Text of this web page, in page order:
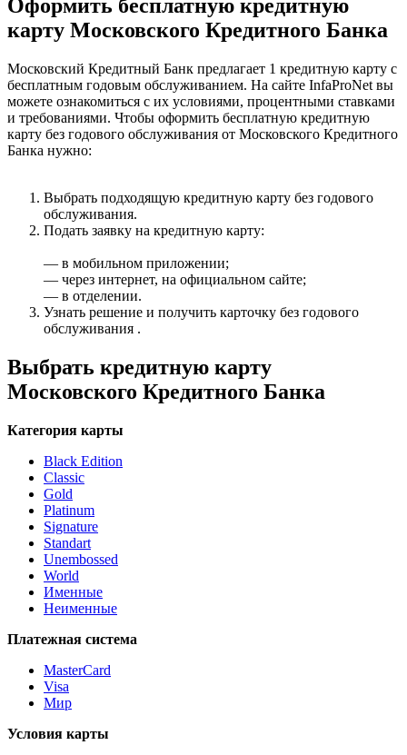
Оформить бесплатную кредитную
карту Московского Кредитного Банка
Московский Кредитный Банк предлагает 1 кредитную карту с
бесплатным годовым обслуживанием. На сайте InfaProNet вы
можете ознакомиться с их условиями, процентными ставками
и требованиями. Чтобы оформить бесплатную кредитную
карту без годового обслуживания от Московского Кредитного
Банка нужно:
Выбрать подходящую кредитную карту без годового
обслуживания.
Подать заявку на кредитную карту:
— в мобильном приложении;
— через интернет, на официальном сайте;
— в отделении.
Узнать решение и получить карточку без годового
обслуживания .
Выбрать кредитную карту
Московского Кредитного Банка
Категория карты
Black Edition
Classic
Gold
Platinum
Signature
Standart
Unembossed
World
Именные
Неименные
Платежная система
MasterCard
Visa
Мир
Условия карты